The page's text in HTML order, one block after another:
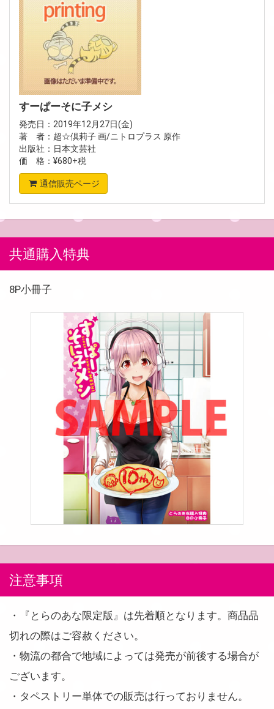
すーぱーそに子メシ
発売日：2019年12月27日(金)
著 者：超☆倶莉子 画/ニトロプラス 原作
出版社：日本文芸社
価 格：¥680+税
通信販売ページ
共通購入特典
8P小冊子
注意事項
・『とらのあな限定版』は先着順となります。商品品
切れの際はご容赦ください。
・物流の都合で地域によっては発売が前後する場合が
ございます。
・タペストリー単体での販売は行っておりません。